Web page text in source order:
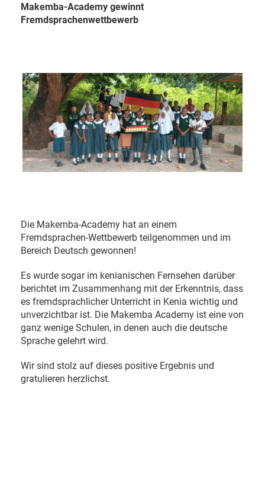
Makemba-Academy gewinnt
Fremdsprachenwettbewerb
Die Makemba-Academy hat an einem
Fremdsprachen-Wettbewerb teilgenommen und im
Bereich Deutsch gewonnen!
Es wurde sogar im kenianischen Fernsehen darüber
berichtet im Zusammenhang mit der Erkenntnis, dass
es fremdsprachlicher Unterricht in Kenia wichtig und
unverzichtbar ist. Die Makemba Academy ist eine von
ganz wenige Schulen, in denen auch die deutsche
Sprache gelehrt wird.
Wir sind stolz auf dieses positive Ergebnis und
gratulieren herzlichst.